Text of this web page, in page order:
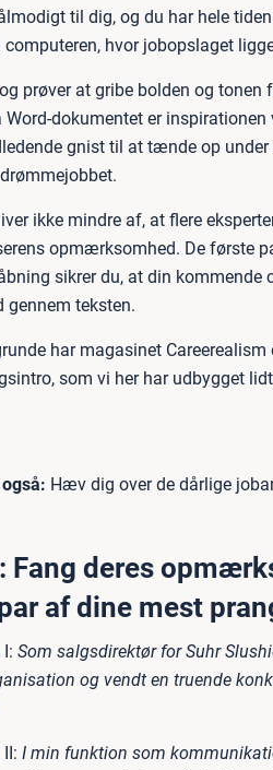
til dig, og du har hele
hvor jobopslaget
prøver at gribe bolden og tonen
Word-dokumentet er
gnist til at tænde op
ikke mindre af, at flere
opmærksomhed. De første
sikrer du, at din
gennem teksten.
har magasinet
som vi her har udbygget
Hæv dig over de dårlige
Fang deres
af dine mest
Som salgsdirektør for Suhr
og vendt en truende
I min funktion som